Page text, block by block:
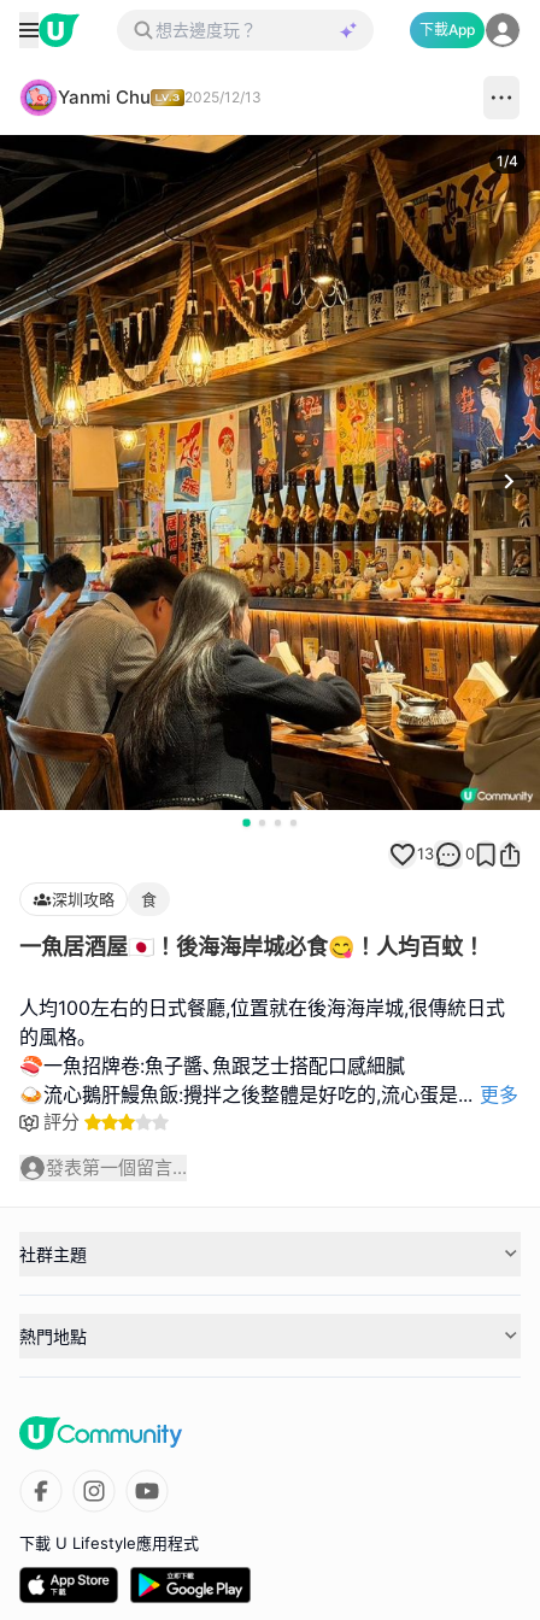
下載App
Yanmi Chu 2025/12/13
1/4
13 0
深圳攻略 食
一魚居酒屋🇯🇵！後海海岸城必食😋！人均百蚊！
人均100左右的日式餐廳,位置就在後海海岸城,很傳統日式
的風格｡
🍣一魚招牌卷:魚子醬､魚跟芝士搭配口感細膩
🍛流心鵝肝鰻魚飯:攪拌之後整體是好吃的,流心蛋是... 更多
評分
發表第一個留言...
社群主題
熱門地點
下載 U Lifestyle應用程式